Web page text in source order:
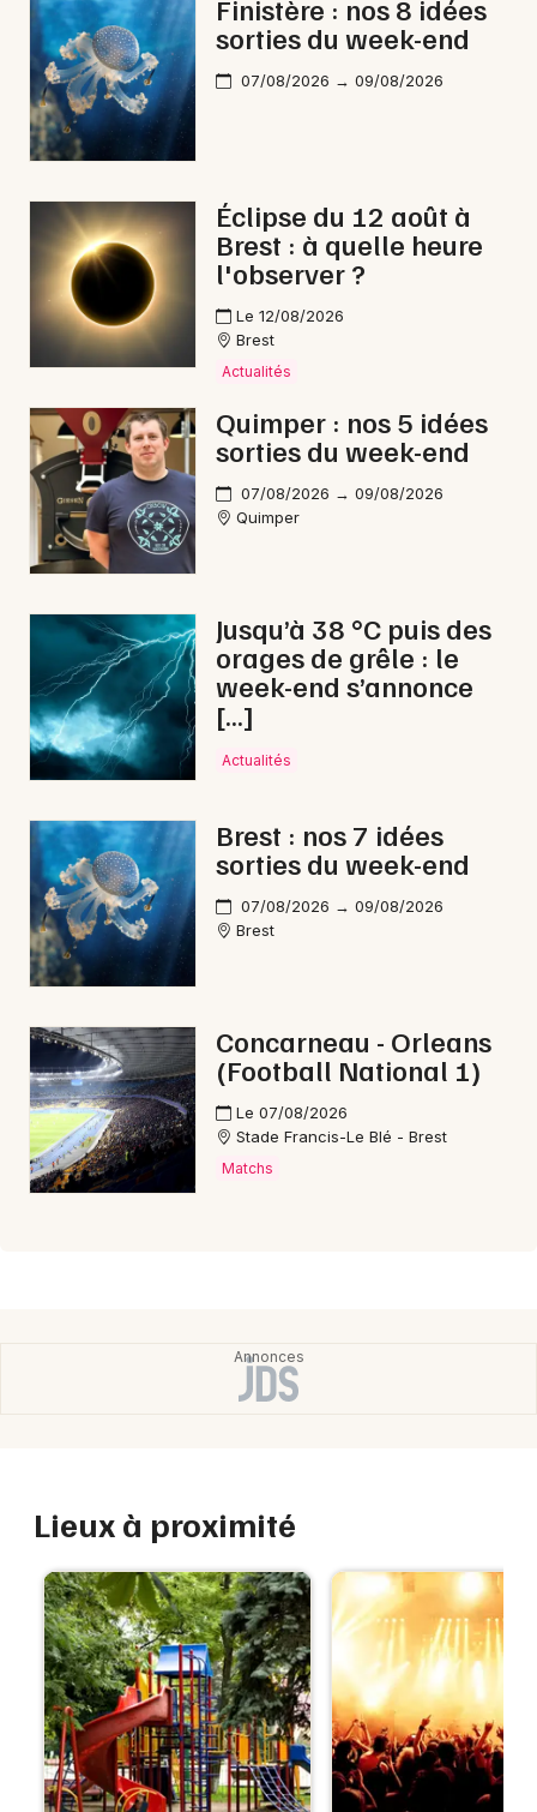
Sorties & loisirs
Bar, café et salon de thé dans le Finistère
Newsletter des sorties
Artistes en tournée
Actus à Crozon
Magazine à Crozon
29 - Finistère
Choisir mes départements
Mon email
Je m'abonne
Finistère : nos 8 idées
sorties du week-end
07/08/2026 → 09/08/2026
Éclipse du 12 août à
Brest : à quelle heure
l'observer ?
Le 12/08/2026
Brest
Actualités
Quimper : nos 5 idées
sorties du week-end
07/08/2026 → 09/08/2026
Quimper
Jusqu’à 38 °C puis des
orages de grêle : le
week-end s’annonce
[…]
Actualités
Brest : nos 7 idées
sorties du week-end
07/08/2026 → 09/08/2026
Brest
Concarneau - Orleans
(Football National 1)
Le 07/08/2026
Stade Francis-Le Blé - Brest
Matchs
Lieux à proximité